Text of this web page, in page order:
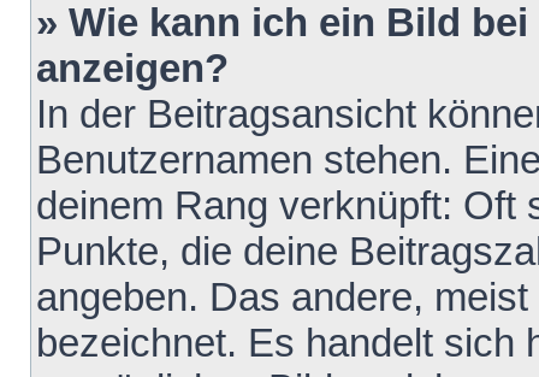
» Wie kann ich ein Bild
anzeigen?
In der Beitragsansicht
Benutzernamen stehen.
deinem Rang verknüpft: Oft
Punkte, die deine
angeben. Das andere,
bezeichnet. Es handelt sich